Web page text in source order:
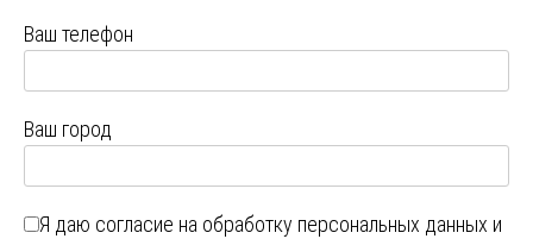
Ваш телефон
Ваш город
Я даю согласие на обработку персональных данных и